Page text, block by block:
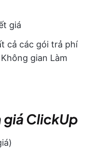
giá
cả các gói trả phí
gian Làm
giá ClickUp